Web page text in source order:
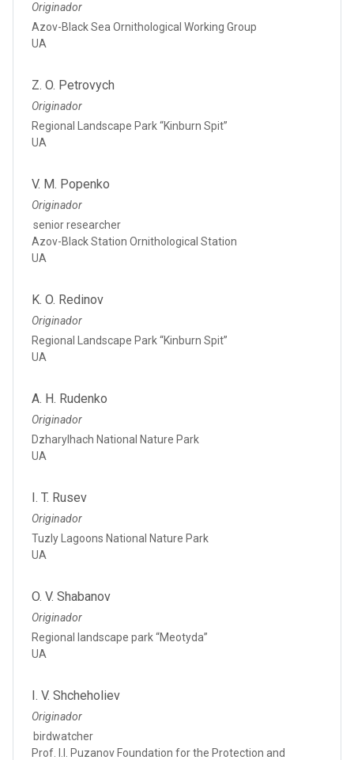
Originador
Azov-Black Sea Ornithological Working Group
UA
Z. O. Petrovych
Originador
Regional Landscape Park “Kinburn Spit”
UA
V. M. Popenko
Originador
senior researcher
Azov-Black Station Ornithological Station
UA
K. O. Redinov
Originador
Regional Landscape Park “Kinburn Spit”
UA
A. H. Rudenko
Originador
Dzharylhach National Nature Park
UA
I. T. Rusev
Originador
Tuzly Lagoons National Nature Park
UA
O. V. Shabanov
Originador
Regional landscape park “Meotyda”
UA
I. V. Shcheholiev
Originador
birdwatcher
Prof. I.I. Puzanov Foundation for the Protection and